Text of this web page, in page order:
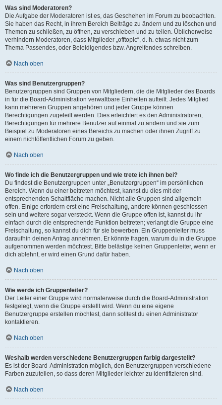
Was sind Moderatoren?
Die Aufgabe der Moderatoren ist es, das Geschehen im Forum zu beobachten.
Sie haben das Recht, in ihrem Bereich Beiträge zu ändern und zu löschen und
Themen zu schließen, zu öffnen, zu verschieben und zu teilen. Üblicherweise
verhindern Moderatoren, dass Mitglieder „offtopic“, d. h. etwas nicht zum
Thema Passendes, oder Beleidigendes bzw. Angreifendes schreiben.
Nach oben
Was sind Benutzergruppen?
Benutzergruppen sind Gruppen von Mitgliedern, die die Mitglieder des Boards
in für die Board-Administration verwaltbare Einheiten aufteilt. Jedes Mitglied
kann mehreren Gruppen angehören und jeder Gruppe können
Berechtigungen zugeteilt werden. Dies erleichtert es den Administratoren,
Berechtigungen für mehrere Benutzer auf einmal zu ändern und sie zum
Beispiel zu Moderatoren eines Bereichs zu machen oder ihnen Zugriff zu
einem nichtöffentlichen Forum zu geben.
Nach oben
Wo finde ich die Benutzergruppen und wie trete ich ihnen bei?
Du findest die Benutzergruppen unter „Benutzergruppen“ im persönlichen
Bereich. Wenn du einer beitreten möchtest, kannst du dies mit der
entsprechenden Schaltfläche machen. Nicht alle Gruppen sind allgemein
offen. Einige erfordern erst eine Freischaltung, andere können geschlossen
sein und weitere sogar versteckt. Wenn die Gruppe offen ist, kannst du ihr
einfach durch die entsprechende Funktion beitreten; verlangt die Gruppe eine
Freischaltung, so kannst du dich für sie bewerben. Ein Gruppenleiter muss
daraufhin deinen Antrag annehmen. Er könnte fragen, warum du in die Gruppe
aufgenommen werden möchtest. Bitte belästige keinen Gruppenleiter, wenn er
dich ablehnt, er wird einen Grund dafür haben.
Nach oben
Wie werde ich Gruppenleiter?
Der Leiter einer Gruppe wird normalerweise durch die Board-Administration
festgelegt, wenn die Gruppe erstellt wird. Wenn du eine eigene
Benutzergruppe erstellen möchtest, dann solltest du einen Administrator
kontaktieren.
Nach oben
Weshalb werden verschiedene Benutzergruppen farbig dargestellt?
Es ist der Board-Administration möglich, den Benutzergruppen verschiedene
Farben zuzuteilen, so dass deren Mitglieder leichter zu identifizieren sind.
Nach oben